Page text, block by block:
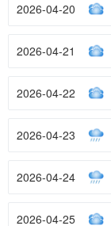
2026-04-20
2026-04-21
2026-04-22
2026-04-23
2026-04-24
2026-04-25